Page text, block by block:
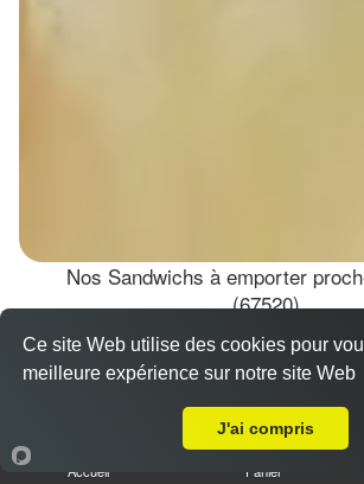
Nos Sandwichs à emporter
(67520)
Sandwich döner poulet
7.00 €
Accueil Panier
Ce site Web utilise des cookies pour
meilleure expérience sur notre site Web
J'ai compris